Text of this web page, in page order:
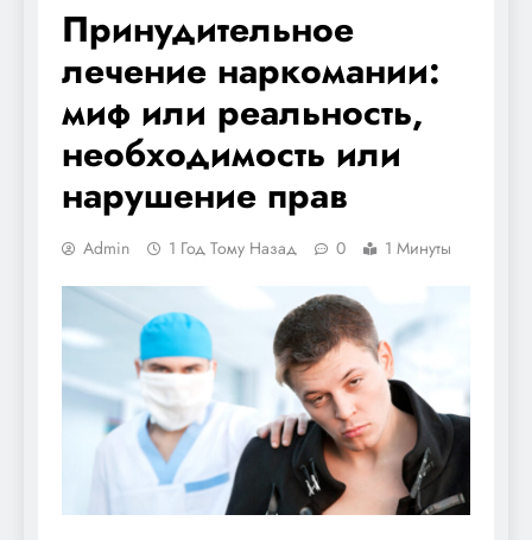
Принудительное
лечение наркомании:
миф или реальность,
необходимость или
нарушение прав
Admin 1 Год Тому Назад 0 1 Минуты